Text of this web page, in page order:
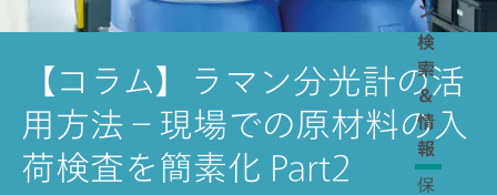
ン
検
索
＆
情
報
保
【コラム】ラマン分光計の活
用方法－現場での原材料の入
荷検査を簡素化 Part2